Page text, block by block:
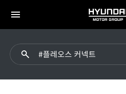
전체
HYUNDAI
MOTOR